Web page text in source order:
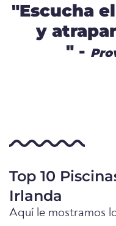
"Escucha
y
" -
Top 10
Irlanda
Aquí le mostramos